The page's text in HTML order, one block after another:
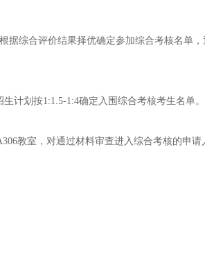
据综合评价结果择优确定参加综合考核名单，
计划按1:1.5-1:4确定入围综合考核考生名单。
教室，对通过材料审查进入综合考核的申请